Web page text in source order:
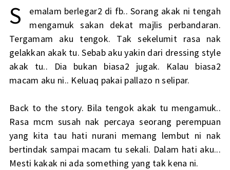
S
emalam berlegar2 di fb.. Sorang akak ni tengah
mengamuk sakan dekat majlis perbandaran.
Tergamam aku tengok. Tak sekelumit rasa nak
gelakkan akak tu. Sebab aku yakin dari dressing style
akak tu.. Dia bukan biasa2 jugak. Kalau biasa2
macam aku ni.. Keluaq pakai pallazo n selipar.
Back to the story. Bila tengok akak tu mengamuk..
Rasa mcm susah nak percaya seorang perempuan
yang kita tau hati nurani memang lembut ni nak
bertindak sampai macam tu sekali. Dalam hati aku...
Mesti kakak ni ada something yang tak kena ni.